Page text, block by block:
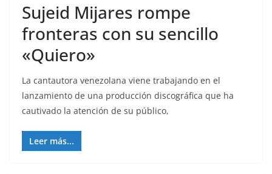
Sujeid Mijares rompe
fronteras con su sencillo
«Quiero»
La cantautora venezolana viene trabajando en el
lanzamiento de una producción discográfica que ha
cautivado la atención de su público,
Leer más...